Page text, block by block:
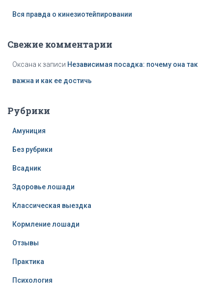
Вся правда о кинезиотейпировании
Свежие комментарии
Оксана к записи Независимая посадка: почему она так
важна и как ее достичь
Рубрики
Амуниция
Без рубрики
Всадник
Здоровье лошади
Классическая выездка
Кормление лошади
Отзывы
Практика
Психология